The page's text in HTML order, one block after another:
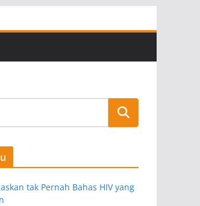
tak Pernah Bahas HIV yang